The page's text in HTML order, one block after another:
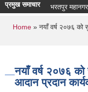
प्रमुख समाचारभरतपुर
You are
Home » नयाँ वर्ष २०७६ को
नयाँ वर्ष २०७६
आदान प्रदान